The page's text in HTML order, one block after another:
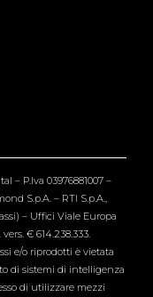
– P.Iva 03976881007 –
S.p.A. – RTI S.p.A.,
– Uffici Viale Europa
€ 614.238.333.
e/o riprodotti è vietata
di sistemi di intelligenza
di utilizzare mezzi